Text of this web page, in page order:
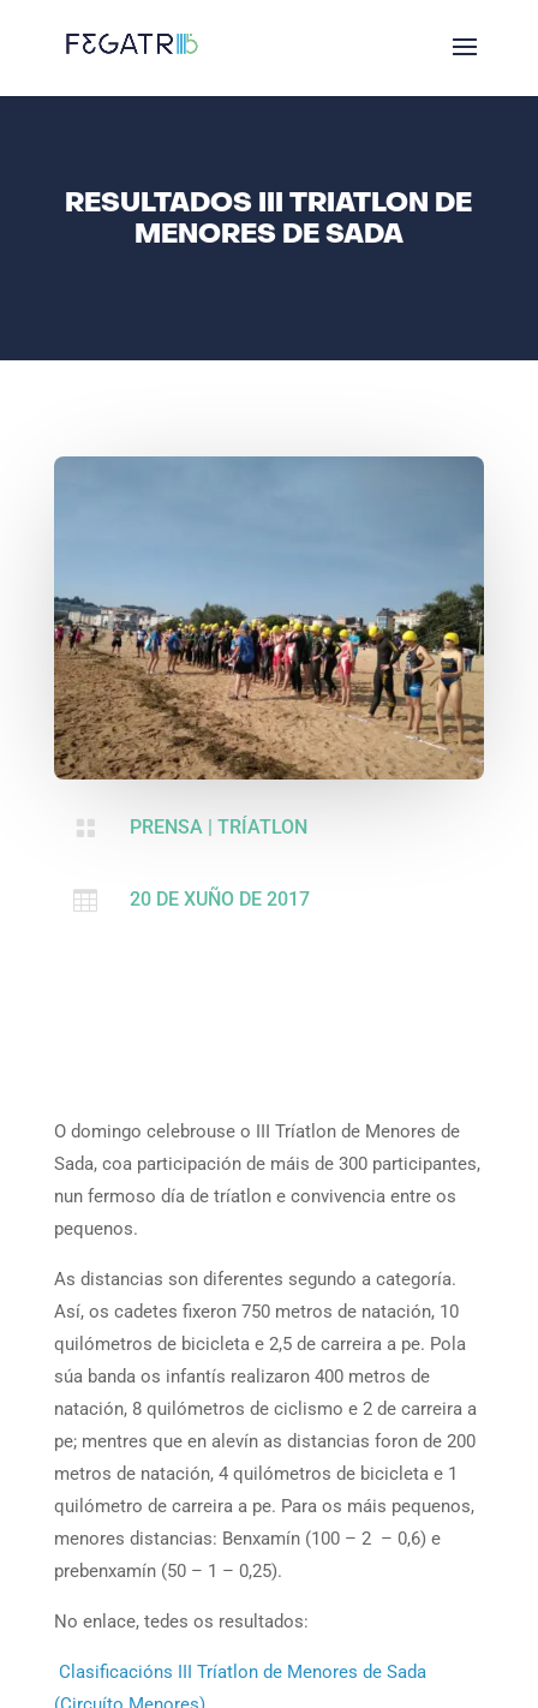
RESULTADOS III TRIATLON DE
MENORES DE SADA
 PRENSA | TRÍATLON
 20 DE XUÑO DE 2017
O domingo celebrouse o III Tríatlon de Menores de
Sada, coa participación de máis de 300 participantes,
nun fermoso día de tríatlon e convivencia entre os
pequenos.
As distancias son diferentes segundo a categoría.
Así, os cadetes fixeron 750 metros de natación, 10
quilómetros de bicicleta e 2,5 de carreira a pe. Pola
súa banda os infantís realizaron 400 metros de
natación, 8 quilómetros de ciclismo e 2 de carreira a
pe; mentres que en alevín as distancias foron de 200
metros de natación, 4 quilómetros de bicicleta e 1
quilómetro de carreira a pe. Para os máis pequenos,
menores distancias: Benxamín (100 – 2 – 0,6) e
prebenxamín (50 – 1 – 0,25).
No enlace, tedes os resultados:
Clasificacións III Tríatlon de Menores de Sada